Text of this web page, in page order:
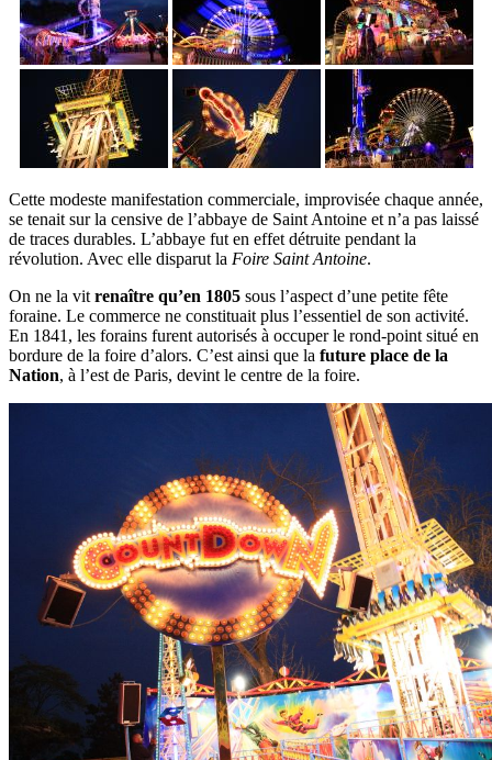
Cette modeste manifestation commerciale, improvisée chaque année,
se tenait sur la censive de l’abbaye de Saint Antoine et n’a pas laissé
de traces durables. L’abbaye fut en effet détruite pendant la
révolution. Avec elle disparut la Foire Saint Antoine.
On ne la vit renaître qu’en 1805 sous l’aspect d’une petite fête
foraine. Le commerce ne constituait plus l’essentiel de son activité.
En 1841, les forains furent autorisés à occuper le rond-point situé en
bordure de la foire d’alors. C’est ainsi que la future place de la
Nation, à l’est de Paris, devint le centre de la foire.